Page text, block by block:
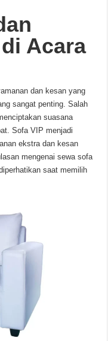
Acara
dan kesan yang
sangat penting. Salah
suasana
Sofa VIP menjadi
ekstra dan kesan
mengenai sewa sofa
saat memilih